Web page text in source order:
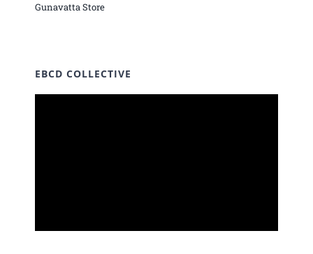
Gunavatta Store
EBCD COLLECTIVE